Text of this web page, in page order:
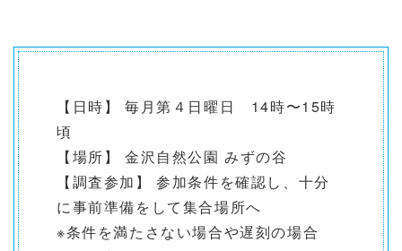
【日時】 毎月第４日曜日 14時〜15時
頃
【場所】 金沢自然公園 みずの谷
【調査参加】 参加条件を確認し、十分
に事前準備をして集合場所へ
※条件を満たさない場合や遅刻の場合